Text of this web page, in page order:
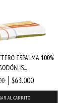
ESPALMA 100%
IS...
$63.000